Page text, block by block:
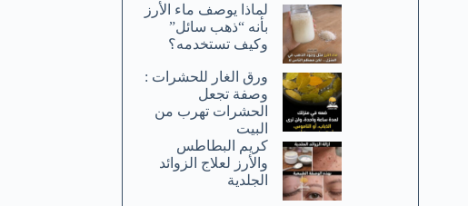
لماذا يوصف ماء الأرز
بأنه “ذهب سائل”
وكيف تستخدمه؟
ورق الغار للحشرات :
وصفة تجعل
الحشرات تهرب من
البيت
كريم البطاطس
والأرز لعلاج الزوائد
الجلدية